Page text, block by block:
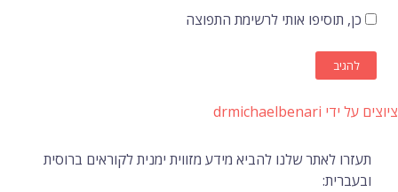
כן, תוסיפו אותי לרשימת התפוצה
ציוצים על ידי drmichaelbenari
תעזרו לאתר שלנו להביא מידע מזווית ימנית לקוראים ברוסית
ובעברית: